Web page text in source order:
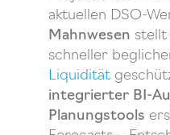
aktuellen DSO-
Mahnwesen stellt
schneller
Liquidität
integrierter BI-
Planungstools